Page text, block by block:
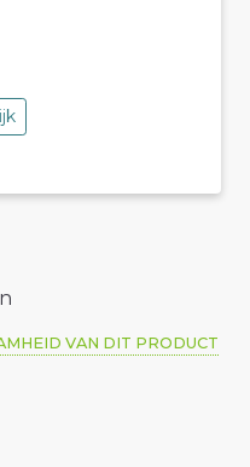
VAN DIT PRODUCT